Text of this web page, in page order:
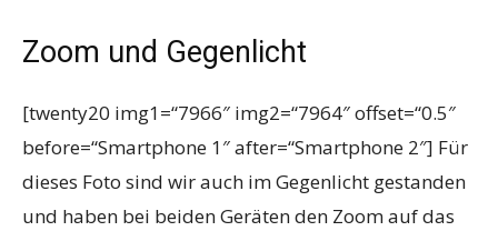
Zoom und Gegenlicht
[twenty20 img1=“7966″ img2=“7964″ offset=“0.5″
before=“Smartphone 1″ after=“Smartphone 2″] Für
dieses Foto sind wir auch im Gegenlicht gestanden
und haben bei beiden Geräten den Zoom auf das